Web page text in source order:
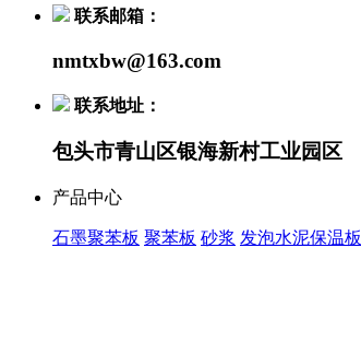
联系邮箱：
nmtxbw@163.com
联系地址：
包头市青山区银海新村工业园区
产品中心
石墨聚苯板 聚苯板 砂浆 发泡水泥保温板